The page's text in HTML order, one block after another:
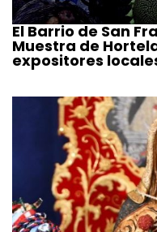
El Barrio de San
Muestra de
expositores